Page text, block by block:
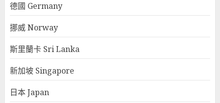
德國 Germany
挪威 Norway
斯里蘭卡 Sri Lanka
新加坡 Singapore
日本 Japan